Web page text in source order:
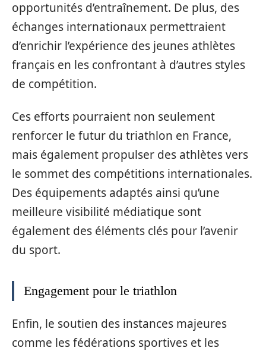
opportunités d’entraînement. De plus, des
échanges internationaux permettraient
d’enrichir l’expérience des jeunes athlètes
français en les confrontant à d’autres styles
de compétition.
Ces efforts pourraient non seulement
renforcer le futur du triathlon en France,
mais également propulser des athlètes vers
le sommet des compétitions internationales.
Des équipements adaptés ainsi qu’une
meilleure visibilité médiatique sont
également des éléments clés pour l’avenir
du sport.
Engagement pour le triathlon
Enfin, le soutien des instances majeures
comme les fédérations sportives et les